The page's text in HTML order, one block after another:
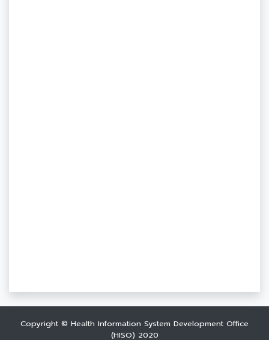
Copyright © Health Information System Development Office
(HISO) 2020